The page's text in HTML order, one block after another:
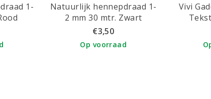
1-
Natuurlijk hennepdraad 1-
2 mm 30 mtr. Zwart
€3,50
Op voorraad
Vivi